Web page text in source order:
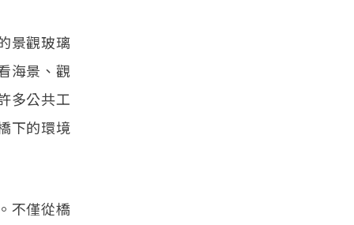
景觀玻璃
海景、觀
多公共工
下的環境
不僅從橋